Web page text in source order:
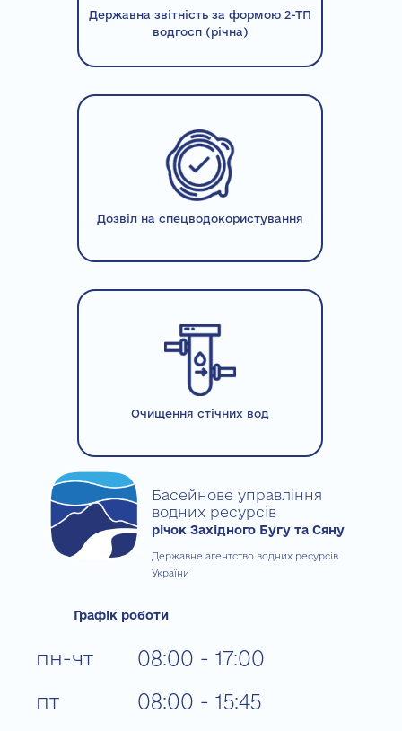
Державна звітність за формою 2-ТП
водгосп (річна)
Дозвіл на спецводокористування
Очищення стічних вод
Басейнове управління
водних ресурсів
річок Західного Бугу та Сяну
Державне агентство водних ресурсів
України
Графік роботи
пн-чт
пт
08:00 - 17:00
08:00 - 15:45